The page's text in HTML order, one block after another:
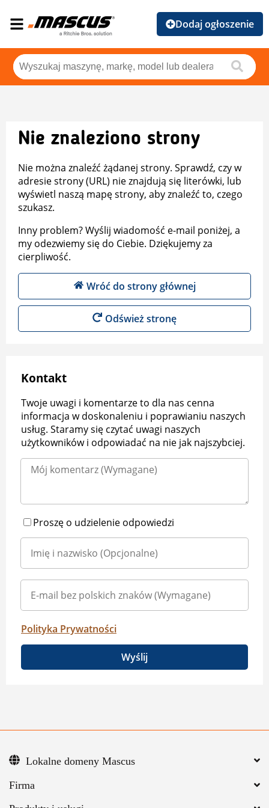
Dodaj ogłoszenie
Nie znaleziono strony
Nie można znaleźć żądanej strony. Sprawdź, czy w
adresie strony (URL) nie znajdują się literówki, lub
wyświetl naszą mapę strony, aby znaleźć to, czego
szukasz.
Inny problem? Wyślij wiadomość e-mail poniżej, a
my odezwiemy się do Ciebie. Dziękujemy za
cierpliwość.
Wróć do strony głównej
Odśwież stronę
Kontakt
Twoje uwagi i komentarze to dla nas cenna
informacja w doskonaleniu i poprawianiu naszych
usług. Staramy się czytać uwagi naszych
użytkowników i odpowiadać na nie jak najszybciej.
Proszę o udzielenie odpowiedzi
Polityka Prywatności
Wyślij
Firma
Lokalne domeny Mascus